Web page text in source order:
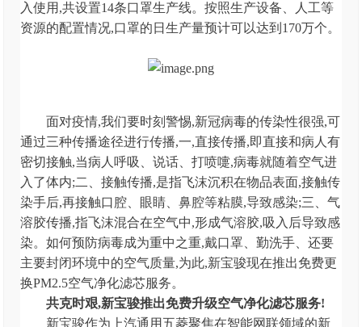
入使用,共设置14条口罩生产线。按照生产设备、人工等
资源的配置情况,口罩的日生产量预计可以达到170万个。
面对疫情,我们要时刻警惕,新冠病毒的传染性很强,可
通过三种传播途径进行传播,一,直接传播,即直接和病人有
密切接触,当病人呼吸、说话、打喷嚏,病毒就随着空气进
入了体内;二、接触传播,是指飞沫沉积在物品表面,接触传
染手后,再接触口腔、眼睛、鼻腔等粘膜,导致感染;三、气
溶胶传播,指飞沫混合在空气中,形成气溶胶,吸入后导致感
染。如何预防病毒成为重中之重,戴口罩、勤洗手、还要
主要封闭环境中的空气质量,为此,新宝骏现在推出免费更
换PM2.5空气净化滤芯服务。
共克时艰,新宝骏推出免费升级空气净化滤芯服务!
新宝骏作为上汽通用五菱聚焦在智能网联领域的新